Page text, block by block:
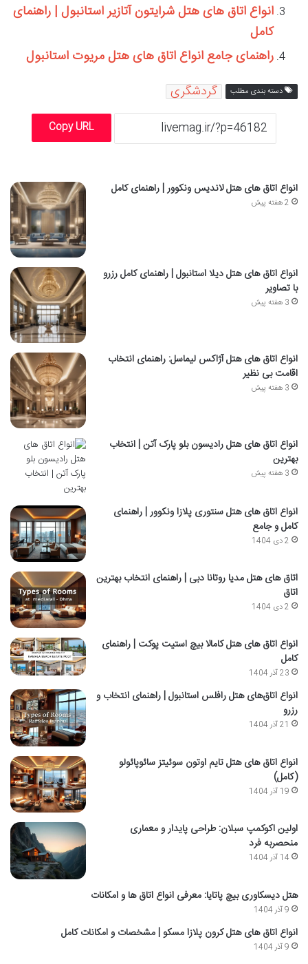
انواع اتاق های هتل شرایتون آتازیر استانبول | راهنمای
کامل
راهنمای جامع انواع اتاق های هتل مریوت استانبول
دسته بندی مطلب گردشگری
Copy URL
انواع اتاق های هتل لاندیس ونکوور | راهنمای کامل
2 هفته پیش
انواع اتاق های هتل دیلا استانبول | راهنمای کامل رزرو
با تصاویر
3 هفته پیش
انواع اتاق های هتل آژاکس لیماسل: راهنمای انتخاب
اقامت بی نظیر
3 هفته پیش
انواع اتاق های هتل رادیسون بلو پارک آتن | انتخاب
بهترین
3 هفته پیش
انواع اتاق های هتل سنتوری پلازا ونکوور | راهنمای
کامل و جامع
2 دی 1404
اتاق‌ های هتل مدیا روتانا دبی | راهنمای انتخاب بهترین
اتاق
2 دی 1404
انواع اتاق های هتل کامالا بیچ استیت پوکت | راهنمای
کامل
23 آذر 1404
انواع اتاق‌های هتل رافلس استانبول | راهنمای انتخاب و
رزرو
21 آذر 1404
انواع اتاق های هتل تایم اوتون سوئیتز سائوپائولو
(کامل)
19 آذر 1404
اولین اکوکمپ سبلان: طراحی پایدار و معماری
منحصربه فرد
14 آذر 1404
هتل دیسکاوری بیچ پاتایا: معرفی انواع اتاق ها و امکانات
9 آذر 1404
انواع اتاق های هتل کرون پلازا مسکو | مشخصات و امکانات کامل
9 آذر 1404